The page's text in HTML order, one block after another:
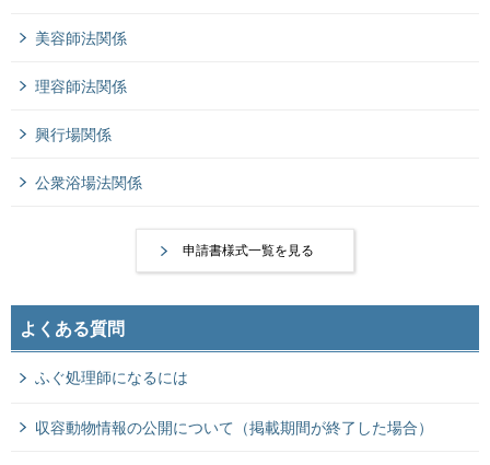
美容師法関係
理容師法関係
興行場関係
公衆浴場法関係
申請書様式一覧を見る
よくある質問
ふぐ処理師になるには
収容動物情報の公開について（掲載期間が終了した場合）